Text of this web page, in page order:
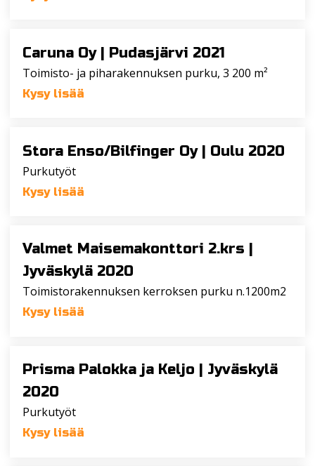
Caruna Oy | Pudasjärvi 2021
Toimisto- ja piharakennuksen purku, 3 200 m²
Kysy lisää
Stora Enso/Bilfinger Oy | Oulu 2020
Purkutyöt
Kysy lisää
Valmet Maisemakonttori 2.krs |
Jyväskylä 2020
Toimistorakennuksen kerroksen purku n.1200m2
Kysy lisää
Prisma Palokka ja Keljo | Jyväskylä
2020
Purkutyöt
Kysy lisää